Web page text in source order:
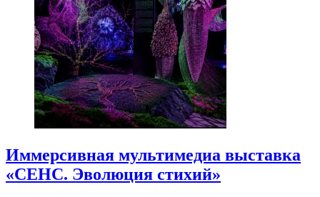
Иммерсивная мультимедиа выставка
«СЕНС. Эволюция стихий»